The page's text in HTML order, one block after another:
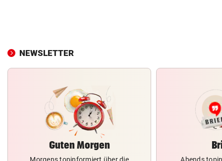
NEWSLETTER
Guten Morgen